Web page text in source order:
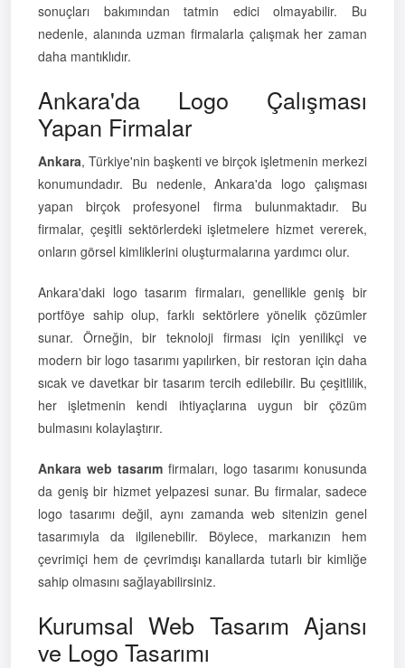
sonuçları bakımından tatmin edici olmayabilir. Bu
nedenle, alanında uzman firmalarla çalışmak her zaman
daha mantıklıdır.
Ankara'da Logo Çalışması
Yapan Firmalar
Ankara, Türkiye'nin başkenti ve birçok işletmenin merkezi
konumundadır. Bu nedenle, Ankara'da logo çalışması
yapan birçok profesyonel firma bulunmaktadır. Bu
firmalar, çeşitli sektörlerdeki işletmelere hizmet vererek,
onların görsel kimliklerini oluşturmalarına yardımcı olur.
Ankara'daki logo tasarım firmaları, genellikle geniş bir
portföye sahip olup, farklı sektörlere yönelik çözümler
sunar. Örneğin, bir teknoloji firması için yenilikçi ve
modern bir logo tasarımı yapılırken, bir restoran için daha
sıcak ve davetkar bir tasarım tercih edilebilir. Bu çeşitlilik,
her işletmenin kendi ihtiyaçlarına uygun bir çözüm
bulmasını kolaylaştırır.
Ankara web tasarım firmaları, logo tasarımı konusunda
da geniş bir hizmet yelpazesi sunar. Bu firmalar, sadece
logo tasarımı değil, aynı zamanda web sitenizin genel
tasarımıyla da ilgilenebilir. Böylece, markanızın hem
çevrimiçi hem de çevrimdışı kanallarda tutarlı bir kimliğe
sahip olmasını sağlayabilirsiniz.
Kurumsal Web Tasarım Ajansı
ve Logo Tasarımı